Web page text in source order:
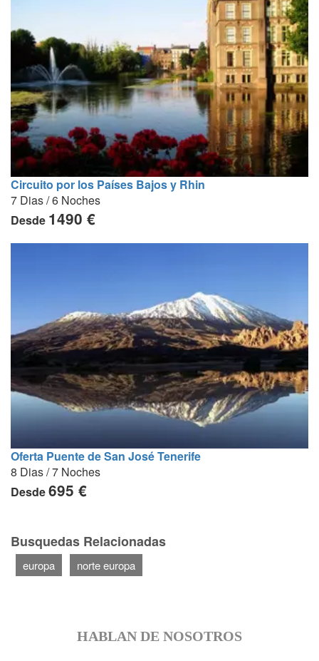
Circuito por los Países Bajos y Rhin
7 Dias / 6 Noches
Desde 1490 €
Oferta Puente de San José Tenerife
8 Dias / 7 Noches
Desde695 €
Busquedas Relacionadas
europa norte europa
HABLAN DE NOSOTROS